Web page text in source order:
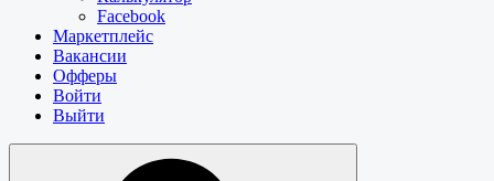
Facebook
Маркетплейс
Вакансии
Офферы
Войти
Выйти